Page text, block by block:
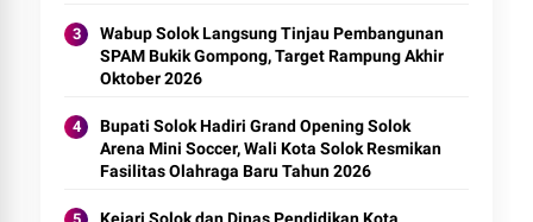
Wabup Solok Langsung Tinjau Pembangunan
SPAM Bukik Gompong, Target Rampung Akhir
Oktober 2026
Bupati Solok Hadiri Grand Opening Solok
Arena Mini Soccer, Wali Kota Solok Resmikan
Fasilitas Olahraga Baru Tahun 2026